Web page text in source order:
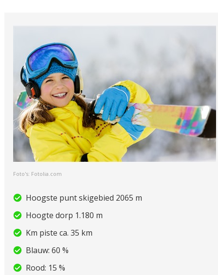
Foto's: Fotolia.com
Hoogste punt skigebied 2065 m
Hoogte dorp 1.180 m
Km piste ca. 35 km
Blauw: 60 %
Rood: 15 %